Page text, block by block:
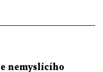
nemyslícího